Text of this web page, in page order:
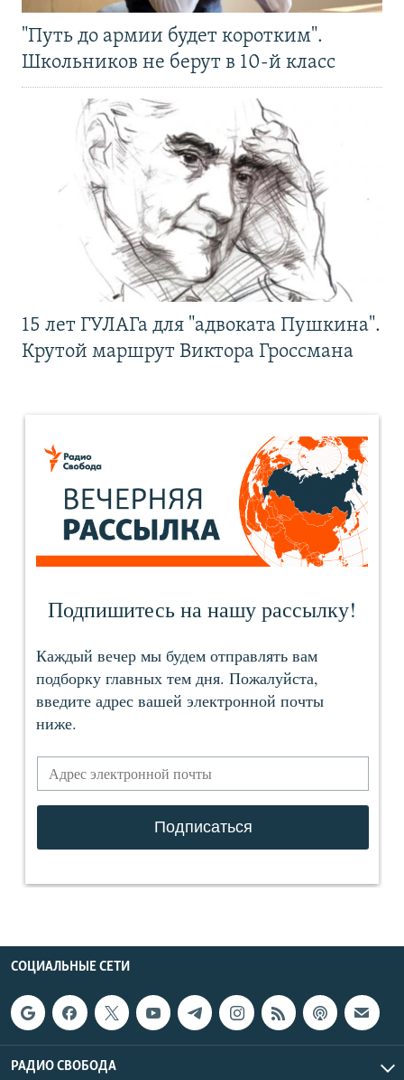
"Путь до армии будет коротким".
Школьников не берут в 10-й класс
15 лет ГУЛАГа для "адвоката Пушкина".
Крутой маршрут Виктора Гроссмана
СОЦИАЛЬНЫЕ СЕТИ
РАДИО СВОБОДА